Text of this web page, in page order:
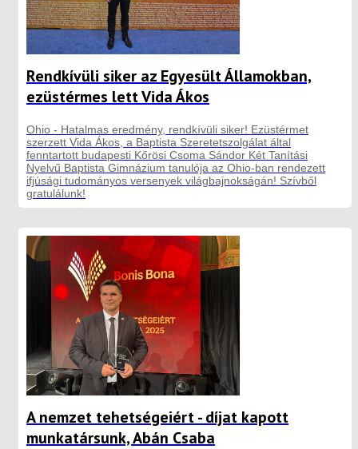
Rendkívüli siker az Egyesült Államokban,
ezüstérmes lett Vida Ákos
Ohio - Hatalmas eredmény, rendkívüli siker! Ezüstérmet
szerzett Vida Ákos, a Baptista Szeretetszolgálat által
fenntartott budapesti Kőrösi Csoma Sándor Két Tanítási
Nyelvű Baptista Gimnázium tanulója az Ohio-ban rendezett
ifjúsági tudományos versenyek világbajnokságán! Szívből
gratulálunk!
A nemzet tehetségeiért - díjat kapott
munkatársunk, Abán Csaba